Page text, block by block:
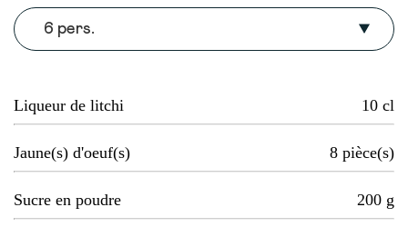
6 pers.
Liqueur de litchi 10 cl
Jaune(s) d'oeuf(s) 8 pièce(s)
Sucre en poudre 200 g